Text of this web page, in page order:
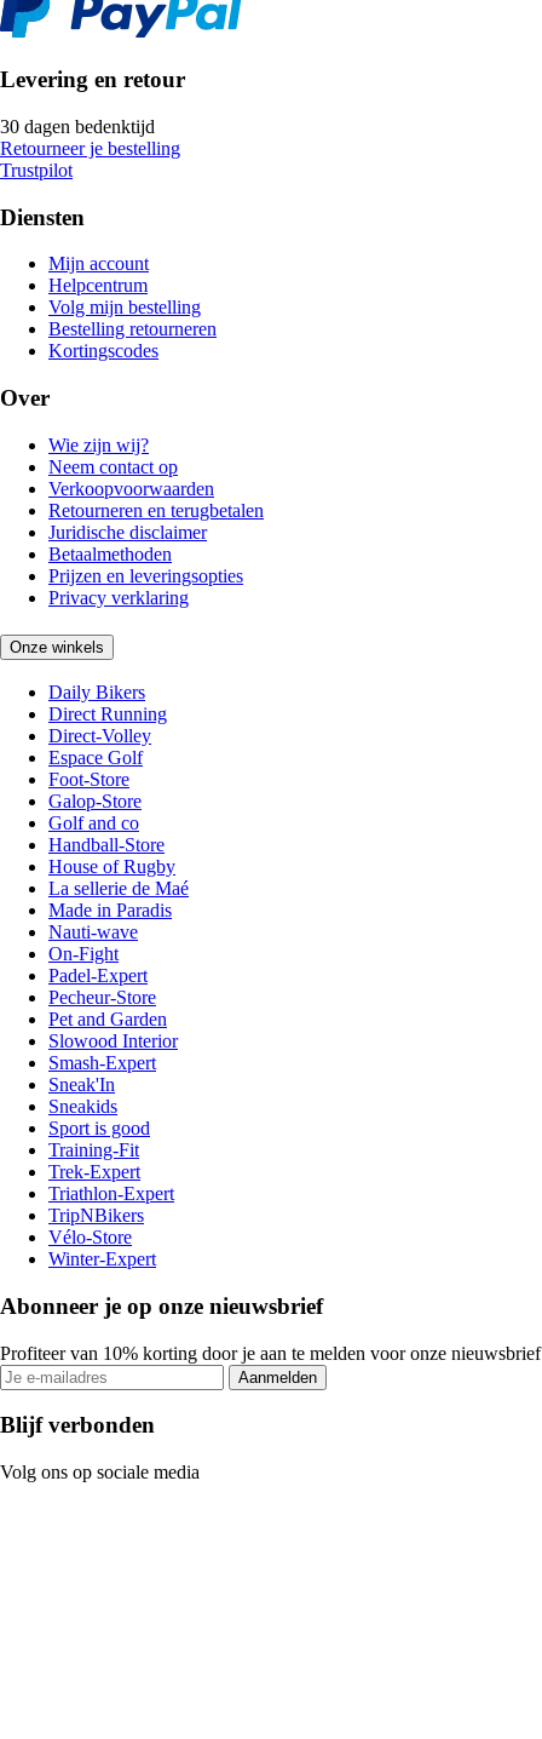
Levering en retour
30 dagen bedenktijd
Retourneer je bestelling
Trustpilot
Diensten
Mijn account
Helpcentrum
Volg mijn bestelling
Bestelling retourneren
Kortingscodes
Over
Wie zijn wij?
Neem contact op
Verkoopvoorwaarden
Retourneren en terugbetalen
Juridische disclaimer
Betaalmethoden
Prijzen en leveringsopties
Privacy verklaring
Onze winkels
Daily Bikers
Direct Running
Direct-Volley
Espace Golf
Foot-Store
Galop-Store
Golf and co
Handball-Store
House of Rugby
La sellerie de Maé
Made in Paradis
Nauti-wave
On-Fight
Padel-Expert
Pecheur-Store
Pet and Garden
Slowood Interior
Smash-Expert
Sneak'In
Sneakids
Sport is good
Training-Fit
Trek-Expert
Triathlon-Expert
TripNBikers
Vélo-Store
Winter-Expert
Abonneer je op onze nieuwsbrief
Profiteer van 10% korting door je aan te melden voor onze nieuwsbrief
Aanmelden
Blijf verbonden
Volg ons op sociale media